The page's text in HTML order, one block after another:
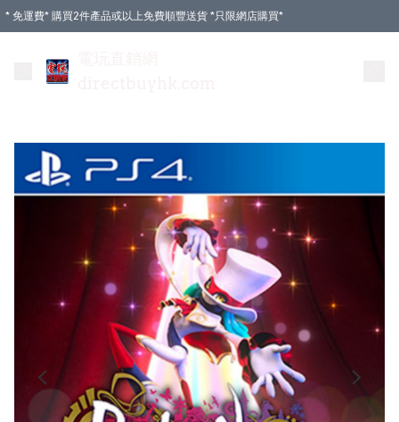
* 免運費* 購買2件產品或以上免費順豐送貨 *只限網店購買*